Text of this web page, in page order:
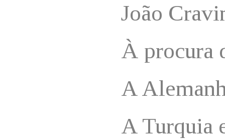
João
À procura
A
A Turquia